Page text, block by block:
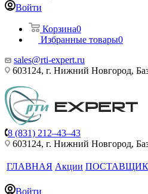
Войти
Корзина0
Избранные товары0
sales@rti-expert.ru
603124, г. Нижний Новгород,
8 (831) 212–43–43
603124, г. Нижний Новгород,
ГЛАВНАЯ Акции
Войти